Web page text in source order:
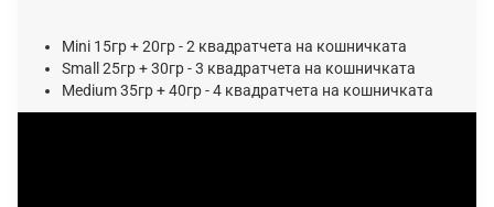
Mini 15гр + 20гр - 2 квадратчета на кошничката
Small 25гр + 30гр - 3 квадратчета на кошничката
Medium 35гр + 40гр - 4 квадратчета на кошничката